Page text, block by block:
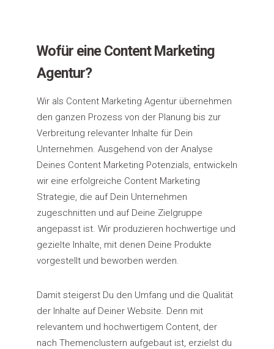
Wofür eine Content Marketing
Agentur?
Wir als Content Marketing Agentur übernehmen
den ganzen Prozess von der Planung bis zur
Verbreitung relevanter Inhalte für Dein
Unternehmen. Ausgehend von der Analyse
Deines Content Marketing Potenzials, entwickeln
wir eine erfolgreiche Content Marketing
Strategie, die auf Dein Unternehmen
zugeschnitten und auf Deine Zielgruppe
angepasst ist. Wir produzieren hochwertige und
gezielte Inhalte, mit denen Deine Produkte
vorgestellt und beworben werden.
Damit steigerst Du den Umfang und die Qualität
der Inhalte auf Deiner Website. Denn mit
relevantem und hochwertigem Content, der
nach Themenclustern aufgebaut ist, erzielst du